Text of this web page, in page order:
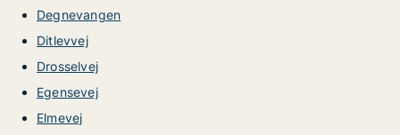
Degnevangen
Ditlevvej
Drosselvej
Egensevej
Elmevej